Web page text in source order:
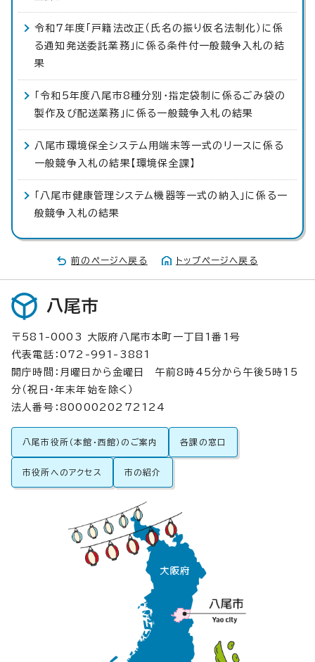
令和7年度「戸籍法改正（氏名の振り仮名法制化）に係
る通知発送委託業務」に係る条件付一般競争入札の結
果
「令和5年度八尾市8種分別・指定袋制に係るごみ袋の
製作及び配送業務」に係る一般競争入札の結果
八尾市環境保全システム用端末等一式のリースに係る
一般競争入札の結果【環境保全課】
「八尾市健康管理システム機器等一式の納入」に係る一
般競争入札の結果
前のページへ戻る トップページへ戻る
八尾市
〒581-0003 大阪府八尾市本町一丁目1番1号
代表電話：072-991-3881
開庁時間：月曜日から金曜日 午前8時45分から午後5時15
分（祝日・年末年始を除く）
法人番号：8000020272124
八尾市役所（本館・西館）のご案内 各課の窓口
市役所へのアクセス 市の紹介